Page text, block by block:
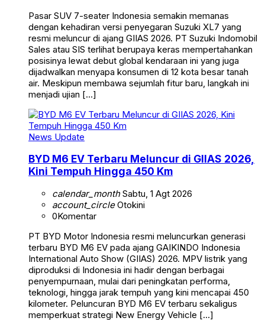
Pasar SUV 7-seater Indonesia semakin memanas
dengan kehadiran versi penyegaran Suzuki XL7 yang
resmi meluncur di ajang GIIAS 2026. PT Suzuki Indomobil
Sales atau SIS terlihat berupaya keras mempertahankan
posisinya lewat debut global kendaraan ini yang juga
dijadwalkan menyapa konsumen di 12 kota besar tanah
air. Meskipun membawa sejumlah fitur baru, langkah ini
menjadi ujian […]
News Update
BYD M6 EV Terbaru Meluncur di GIIAS 2026,
Kini Tempuh Hingga 450 Km
calendar_monthSabtu, 1 Agt 2026
account_circleOtokini
0Komentar
PT BYD Motor Indonesia resmi meluncurkan generasi
terbaru BYD M6 EV pada ajang GAIKINDO Indonesia
International Auto Show (GIIAS) 2026. MPV listrik yang
diproduksi di Indonesia ini hadir dengan berbagai
penyempurnaan, mulai dari peningkatan performa,
teknologi, hingga jarak tempuh yang kini mencapai 450
kilometer. Peluncuran BYD M6 EV terbaru sekaligus
memperkuat strategi New Energy Vehicle […]